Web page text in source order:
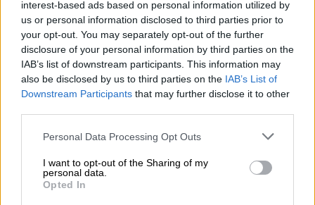
interest-based ads based on personal information utilized by
us or personal information disclosed to third parties prior to
your opt-out. You may separately opt-out of the further
disclosure of your personal information by third parties on the
IAB’s list of downstream participants. This information may
also be disclosed by us to third parties on the IAB’s List of
Downstream Participants that may further disclose it to other
Personal Data Processing Opt Outs
I want to opt-out of the Sharing of my
personal data.
Opted In
Pomoc
techniczna
https://support.lenovo.com/pl/pl/
ZAPYTAJ O PRODUKT
Zapytanie o "Bateria Lenovo 3-Cell 57Wh